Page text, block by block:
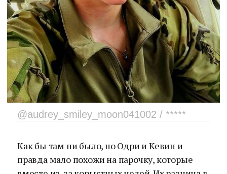
@audrey_smiley_moon041002 / *****
Как бы там ни было, но Одри и Кевин и
правда мало похожи на парочку, которые